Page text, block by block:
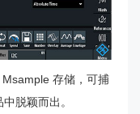
存储，可捕
脱颖而出。